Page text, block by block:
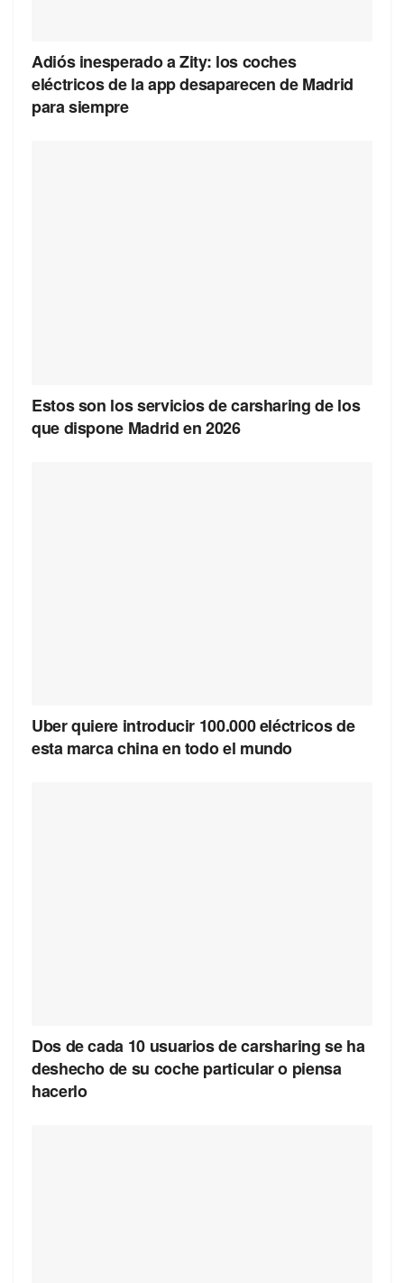
Adiós inesperado a Zity: los coches
eléctricos de la app desaparecen de Madrid
para siempre
Estos son los servicios de carsharing de los
que dispone Madrid en 2026
Uber quiere introducir 100.000 eléctricos de
esta marca china en todo el mundo
Dos de cada 10 usuarios de carsharing se ha
deshecho de su coche particular o piensa
hacerlo